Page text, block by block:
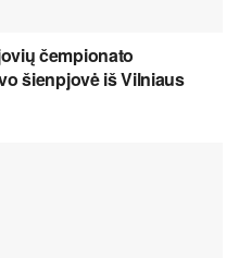
čempionato
šienpjovė iš Vilniaus